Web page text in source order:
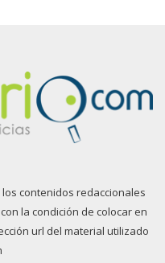
contenidos redaccionales
la condición de colocar en
url del material utilizado